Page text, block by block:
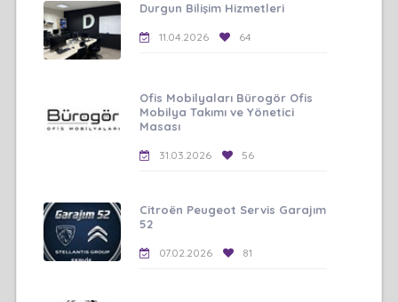
Durgun Bilişim Hizmetleri
11.04.2026 64
Ofis Mobilyaları Bürogör Ofis
Mobilya Takımı ve Yönetici
Masası
31.03.2026 56
Citroën Peugeot Servis Garajım
52
07.02.2026 81